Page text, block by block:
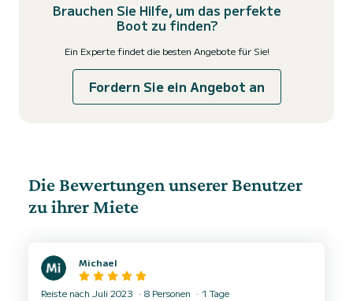
Brauchen Sie Hilfe, um das perfekte
Boot zu finden?
Ein Experte findet die besten Angebote für Sie!
Fordern Sie ein Angebot an
Die Bewertungen unserer Benutzer
zu ihrer Miete
Michael
Reiste nach Juli 2023 8 Personen 1 Tage